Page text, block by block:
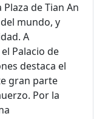
de Tian An
mundo, y
A
Palacio de
destaca el
gran parte
Por la